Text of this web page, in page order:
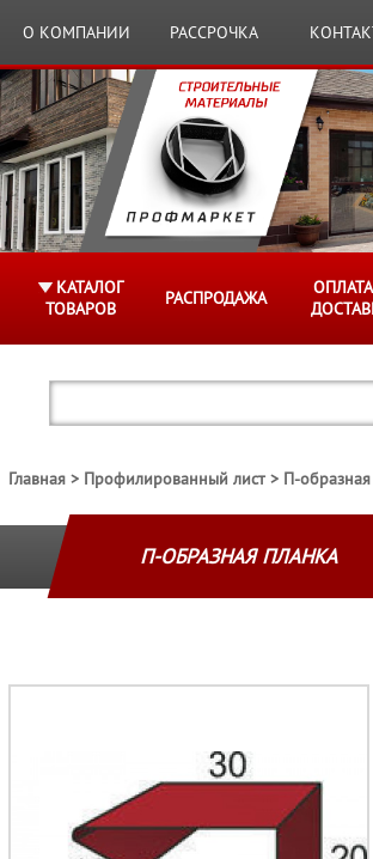
О КОМПАНИИ РАССРОЧКА
КАТАЛОГ
ТОВАРОВ
РАСПРОДАЖА
Главная Профилированный лист П-
П-ОБРАЗНАЯ ПЛАНКА